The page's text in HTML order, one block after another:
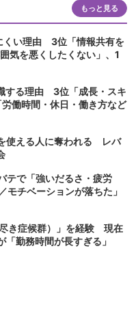
もっと見る
くい理由 3位「情報共有を
気を悪くしたくない」、1
する理由 3位「成長・スキ
働時間・休日・働き方など
使える人に奪われる レバ
で「強いだるさ・疲労
チベーションが落ちた」
き症候群）」を経験 現在
「勤務時間が長すぎる」